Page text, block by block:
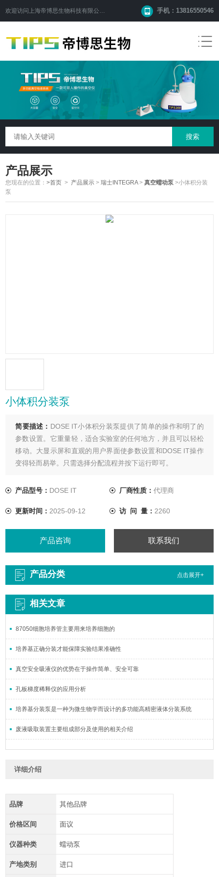
欢迎访问 上海帝博思生物科技有限公司 手机：13816550546
产品展示
您现在的位置：>首页 > 产品展示 >瑞士INTEGRA>真空蠕动泵 >小体积分装
泵
小体积分装泵
简要描述： DOSE IT小体积分装泵提供了简单的操作和明了的
参数设置。它重量轻，适合实验室的任何地方，并且可以轻松
移动。大显示屏和直观的用户界面使参数设置和DOSE IT操作
变得轻而易举。只需选择分配流程并按下运行即可。
产品型号： DOSE IT 厂商性质： 代理商
更新时间： 2025-09-12 访 问 量： 2260
产品咨询 联系我们
产品分类 点击展开+
相关文章
87050细胞培养管主要用来培养细胞的
培养基正确分装才能保障实验结果准确性
真空安全吸液仪的优势在于操作简单、安全可靠
孔板梯度稀释仪的应用分析
培养基分装泵是一种为微生物学而设计的多功能高精密液体分装系统
废液吸取装置主要组成部分及使用的相关介绍
详细介绍
品牌 其他品牌
价格区间 面议
仪器种类 蠕动泵
产地类别 进口